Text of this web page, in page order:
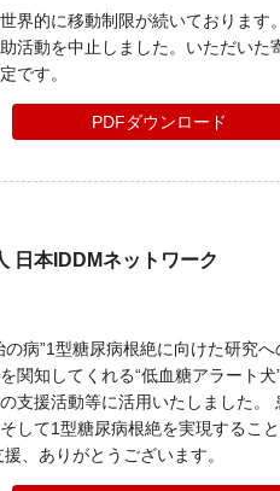
界的に移動制限が続いております
活動を中止しました。いただい
です。
PDFダウンロード
日本IDDMネットワーク
の病”1型糖尿病根絶に向けた研究
関知してくれる“低血糖アラート
支援活動等に活用いたしました。
して1型糖尿病根絶を実現するこ
、ありがとうございます。